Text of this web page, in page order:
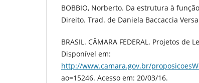
BOBBIO, Norberto. Da estrutura à
Direito. Trad. de Daniela Baccaccia
BRASIL. CÂMARA FEDERAL. Projetos de
Disponível em:
http://www.camara.gov.br/
ao=15246. Acesso em: 20/03/16.